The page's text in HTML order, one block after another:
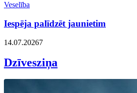
Veselība
Iespēja palīdzēt jaunietim
14.07.20267
Dzīvesziņa